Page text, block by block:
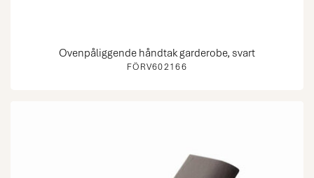
FÖRV602166
Ovenpåliggende håndtak garderobe, svart